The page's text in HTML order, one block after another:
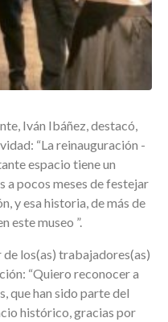
Iván Ibáñez, destacó,
“La reinauguración -
espacio tiene un
a pocos meses de festejar
y esa historia, de más de
este museo ”.
los(as) trabajadores(as)
“Quiero reconocer a
que han sido parte del
histórico, gracias por